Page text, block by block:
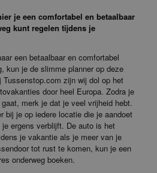
je een comfortabel en betaalbaar
kunt regelen tijdens je
een betaalbaar en comfortabel
kun je de slimme planner op deze
zijn wij dol op het
door heel Europa. Zodra je
merk je dat je veel vrijheid hebt.
bij je op iedere locatie die je aandoet
ergens verblijft. De auto is het
je vakantie als je meer van je
tot rust te komen, kun je een
onderweg boeken.